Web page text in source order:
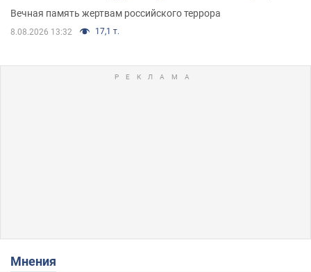
муж и внук
Вечная память жертвам российского террора
8.08.2026 13:32 17,1 т.
Мнения